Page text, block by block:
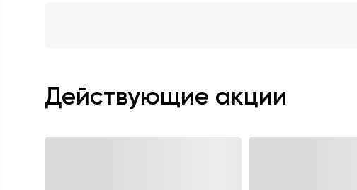
Действующие акции